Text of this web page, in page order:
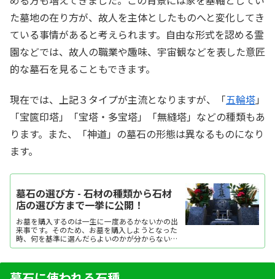
た墓地の在り方が、故人を主体としたものへと変化してき
ている事情があると考えられます。自由な形式を認める霊
園などでは、故人の職業や趣味、宇宙観などを表した意匠
的な墓石を見ることもできます。
現在では、上記３タイプが主流となりますが、「五輪塔」
「宝篋印塔」「宝塔・多宝塔」「無縫塔」などの種類もあ
ります。また、「神道」の墓石の形態は異なるものになり
ます。
墓石の選び方 - 石材の種類から石材
店の選び方まで一挙に公開！
お墓を購入するのは一生に一度あるかないかの出
来事です。そのため、お墓を購入しようとなった
時、何を基準に選んだらよいのかが分からない方
がほとんどでしょう。ここでは、墓石の選び方を
し、石種や大きさによ...